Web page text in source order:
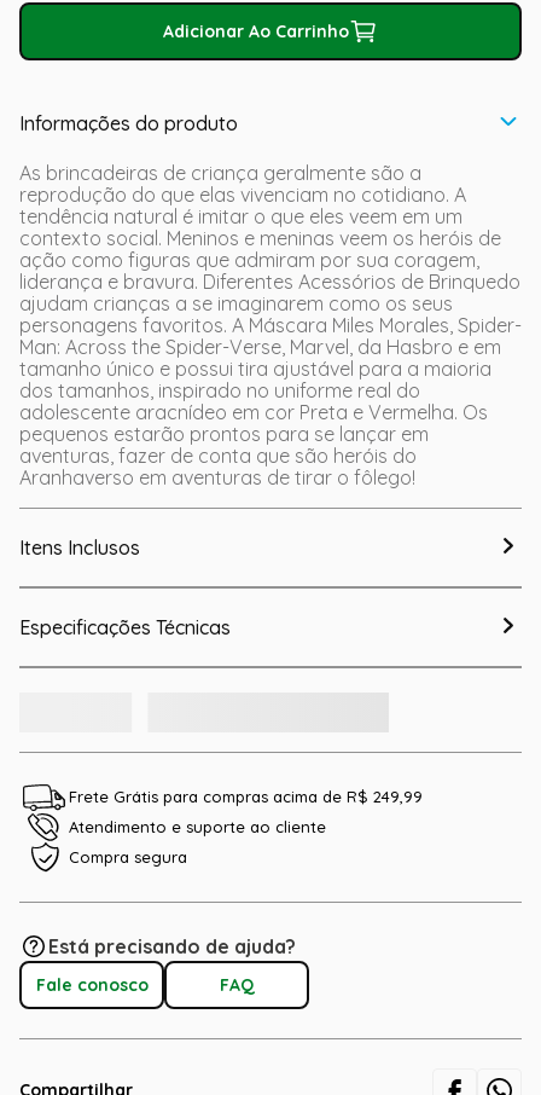
Adicionar Ao Carrinho
Informações do produto
As brincadeiras de criança geralmente são a
reprodução do que elas vivenciam no cotidiano. A
tendência natural é imitar o que eles veem em um
contexto social. Meninos e meninas veem os heróis de
ação como figuras que admiram por sua coragem,
liderança e bravura. Diferentes Acessórios de Brinquedo
ajudam crianças a se imaginarem como os seus
personagens favoritos. A Máscara Miles Morales, Spider-
Man: Across the Spider-Verse, Marvel, da Hasbro e em
tamanho único e possui tira ajustável para a maioria
dos tamanhos, inspirado no uniforme real do
adolescente aracnídeo em cor Preta e Vermelha. Os
pequenos estarão prontos para se lançar em
aventuras, fazer de conta que são heróis do
Aranhaverso em aventuras de tirar o fôlego!
Itens Inclusos
Especificações Técnicas
Frete Grátis para compras acima de R$ 249,99
Atendimento e suporte ao cliente
Compra segura
Está precisando de ajuda?
Fale conosco FAQ
Compartilhar